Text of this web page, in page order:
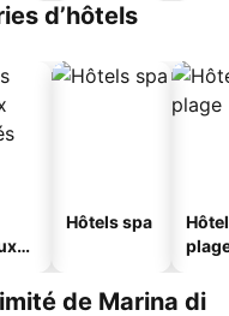
s
d’hôtels
Hôtels spa
de Marina di